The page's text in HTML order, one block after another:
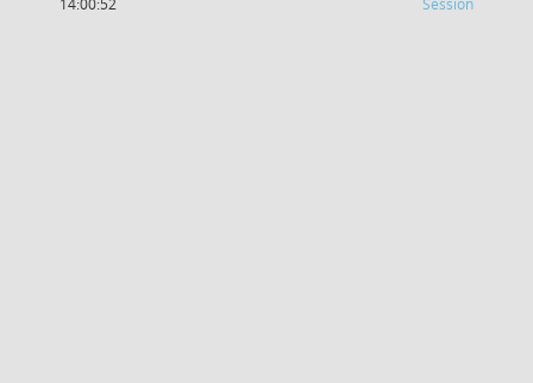
14:00:52
Session